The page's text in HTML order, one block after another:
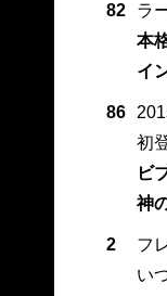
82
ラ
本
イ
86
初
ビ
神
2
フ
い